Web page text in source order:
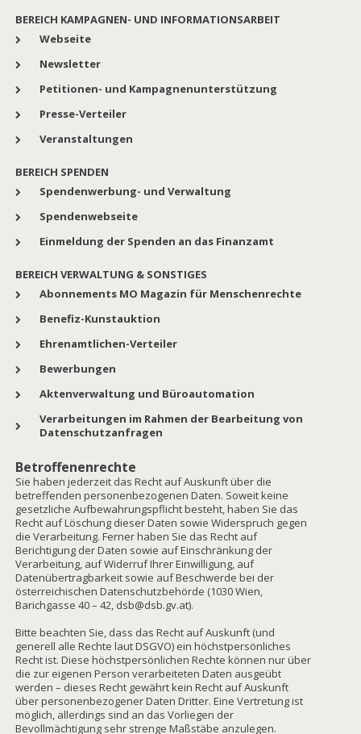
BEREICH KAMPAGNEN- UND INFORMATIONSARBEIT
Webseite
Newsletter
Petitionen- und Kampagnenunterstützung
Presse-Verteiler
Veranstaltungen
BEREICH SPENDEN
Spendenwerbung- und Verwaltung
Spendenwebseite
Einmeldung der Spenden an das Finanzamt
BEREICH VERWALTUNG & SONSTIGES
Abonnements MO Magazin für Menschenrechte
Benefiz-Kunstauktion
Ehrenamtlichen-Verteiler
Bewerbungen
Aktenverwaltung und Büroautomation
Verarbeitungen im Rahmen der Bearbeitung von
Datenschutzanfragen
Betroffenenrechte
Sie haben jederzeit das Recht auf Auskunft über die
betreffenden personenbezogenen Daten. Soweit keine
gesetzliche Aufbewahrungspflicht besteht, haben Sie das
Recht auf Löschung dieser Daten sowie Widerspruch gegen
die Verarbeitung. Ferner haben Sie das Recht auf
Berichtigung der Daten sowie auf Einschränkung der
Verarbeitung, auf Widerruf Ihrer Einwilligung, auf
Datenübertragbarkeit sowie auf Beschwerde bei der
österreichischen Datenschutzbehörde (1030 Wien,
Barichgasse 40 – 42, dsb@dsb.gv.at).
Bitte beachten Sie, dass das Recht auf Auskunft (und
generell alle Rechte laut DSGVO) ein höchstpersönliches
Recht ist. Diese höchstpersönlichen Rechte können nur über
die zur eigenen Person verarbeiteten Daten ausgeübt
werden – dieses Recht gewährt kein Recht auf Auskunft
über personenbezogener Daten Dritter. Eine Vertretung ist
möglich, allerdings sind an das Vorliegen der
Bevollmächtigung sehr strenge Maßstäbe anzulegen.